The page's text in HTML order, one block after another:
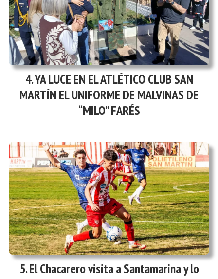
YA LUCE EN EL ATLÉTICO CLUB SAN
MARTÍN EL UNIFORME DE MALVINAS DE
“MILO” FARÉS
El Chacarero visita a Santamarina y lo